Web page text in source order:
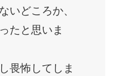
いどころか、
たと思いま
畏怖してしま